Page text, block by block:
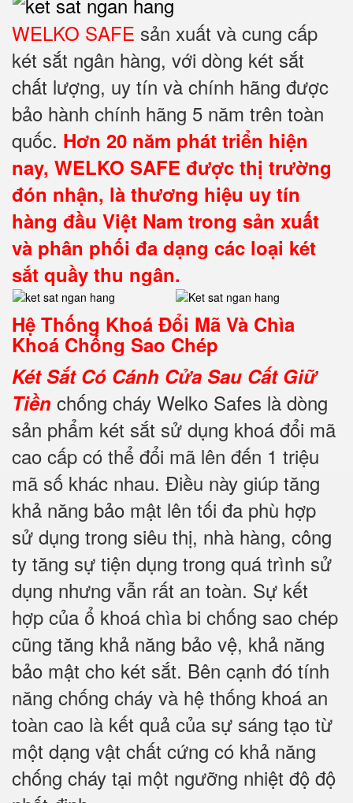
WELKO SAFE sản xuất và cung cấp
két sắt ngân hàng, với dòng két sắt
chất lượng, uy tín và chính hãng được
bảo hành chính hãng 5 năm trên toàn
quốc. Hơn 20 năm phát triển hiện
nay, WELKO SAFE được thị trường
đón nhận, là thương hiệu uy tín
hàng đầu Việt Nam trong sản xuất
và phân phối đa dạng các loại két
sắt quầy thu ngân.
Hệ Thống Khoá Đổi Mã Và Chìa
Khoá Chống Sao Chép
Két Sắt Có Cánh Cửa Sau Cất Giữ
Tiền chống cháy Welko Safes là dòng
sản phẩm két sắt sử dụng khoá đổi mã
cao cấp có thể đổi mã lên đến 1 triệu
mã số khác nhau. Điều này giúp tăng
khả năng bảo mật lên tối đa phù hợp
sử dụng trong siêu thị, nhà hàng, công
ty tăng sự tiện dụng trong quá trình sử
dụng nhưng vẫn rất an toàn. Sự kết
hợp của ổ khoá chìa bi chống sao chép
cũng tăng khả năng bảo vệ, khả năng
bảo mật cho két sắt. Bên cạnh đó tính
năng chống cháy và hệ thống khoá an
toàn cao là kết quả của sự sáng tạo từ
một dạng vật chất cứng có khả năng
chống cháy tại một ngưỡng nhiệt độ độ